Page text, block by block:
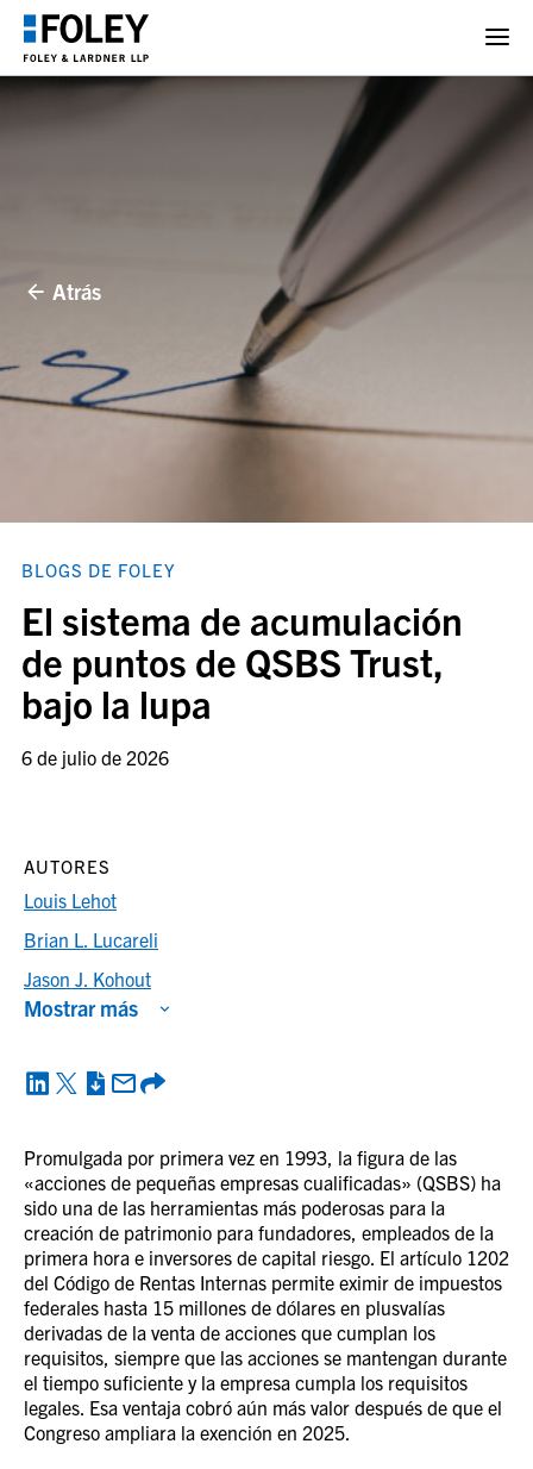
Atrás
BLOGS DE FOLEY
El sistema de acumulación
de puntos de QSBS Trust,
bajo la lupa
6 de julio de 2026
Promulgada por primera vez en 1993, la figura de las
«acciones de pequeñas empresas cualificadas» (QSBS) ha
sido una de las herramientas más poderosas para la
creación de patrimonio para fundadores, empleados de la
primera hora e inversores de capital riesgo. El artículo 1202
del Código de Rentas Internas permite eximir de impuestos
federales hasta 15 millones de dólares en plusvalías
derivadas de la venta de acciones que cumplan los
requisitos, siempre que las acciones se mantengan durante
el tiempo suficiente y la empresa cumpla los requisitos
legales. Esa ventaja cobró aún más valor después de que el
Congreso ampliara la exención en 2025.
AUTORES
Louis Lehot
Brian L. Lucareli
Jason J. Kohout
Mostrar más